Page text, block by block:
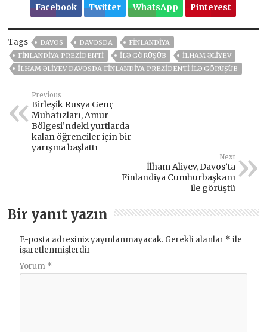
Facebook Twitter WhatsApp Pinterest
Tags DAVOS DAVOSDA
FINLANDIYA
FINLANDIYA PREZIDENTI
ILƏ GÖRÜŞÜB
İLHAM ƏLIYEV
İLHAM ƏLIYEV DAVOSDA FINLANDIYA PREZIDENTI ILƏ GÖRÜŞÜB
Previous
Birleşik Rusya Genç
Muhafızları, Amur
Bölgesi’ndeki yurtlarda
kalan öğrenciler için bir
yarışma başlattı
Next
İlham Aliyev, Davos’ta
Finlandiya Cumhurbaşkanı
ile görüştü
Bir yanıt yazın
E-posta adresiniz yayınlanmayacak. Gerekli alanlar * ile
işaretlenmişlerdir
Yorum *